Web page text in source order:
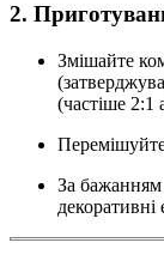
2.
Змішайте
(частіше 2:1
За
декоративні